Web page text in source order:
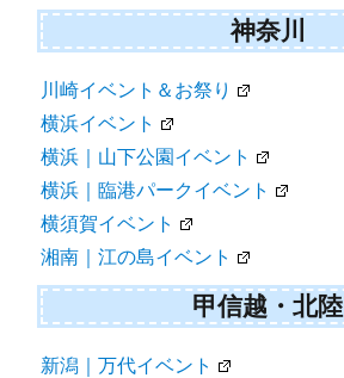
神奈川
川崎イベント＆お祭り
横浜イベント
横浜｜山下公園イベント
横浜｜臨港パークイベント
横須賀イベント
湘南｜江の島イベント
甲信越・北陸
新潟｜万代イベント